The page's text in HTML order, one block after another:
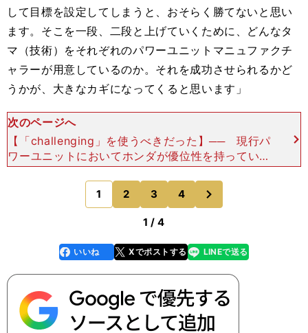
して目標を設定してしまうと、おそらく勝てないと思い
ます。そこを一段、二段と上げていくために、どんなタ
マ（技術）をそれぞれのパワーユニットマニュファクチ
ャラーが用意しているのか。それを成功させられるかど
うかが、大きなカギになってくると思います」
次のページへ
【「challenging」を使うべきだった】── 現行パ
ワーユニットにおいてホンダが優位性を持っている
電動系については？「いかにコンパクトに軽くする
か、そしていかに（使用による）劣化を抑えるか、
1 2 3 4
のページへ
1 / 4
faceboo
k
いいね Xでポストする
line LINEで送る